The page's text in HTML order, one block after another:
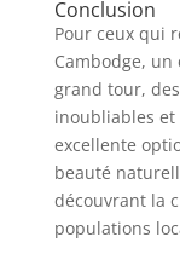
Conclusion
Pour ceux qui
Cambodge,
grand tour,
inoubliables et
excellente
beauté
découvrant la
populations